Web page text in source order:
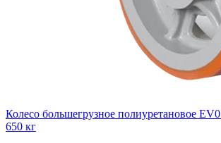
Колесо большегрузное полиуретановое
650 кг